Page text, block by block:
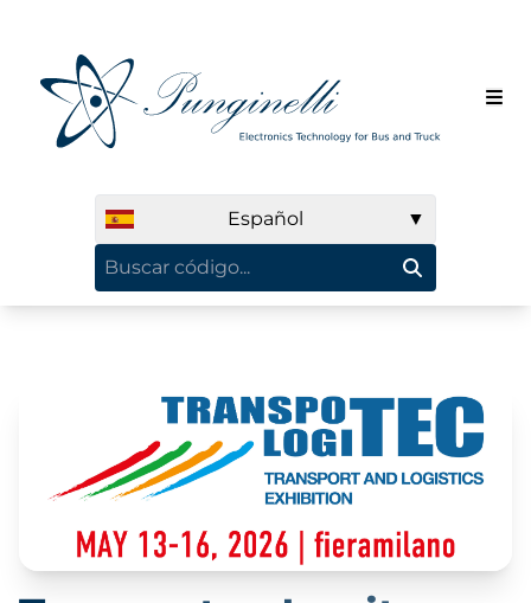
Español ▼